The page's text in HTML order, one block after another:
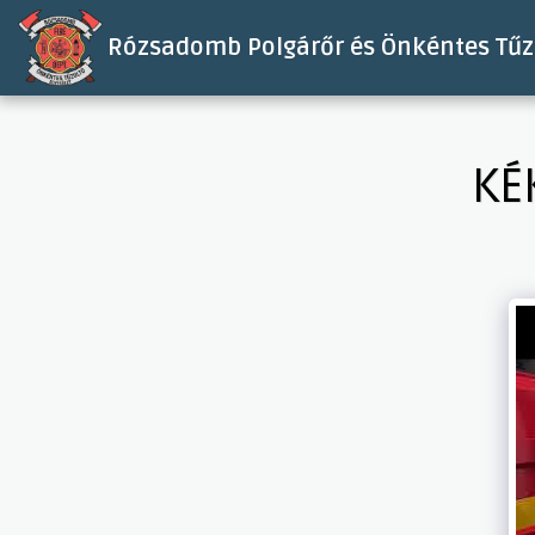
Rózsadomb Polgárőr és Önkéntes